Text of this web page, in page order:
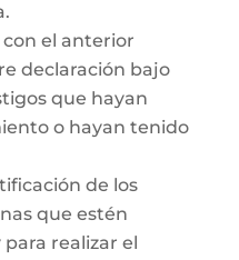
el anterior
declaración bajo
que hayan
o hayan tenido
de los
que estén
realizar el